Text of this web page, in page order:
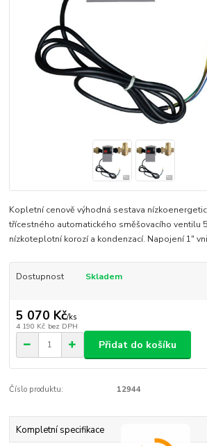
Kopletní cenově výhodná sestava
třícestného automatického směšovacího ventilu
nízkoteplotní korozí a kondenzací. Napojení 1"
Dostupnost Skladem
5 070 Kč/ks
4 190 Kč bez DPH
Přidat do košíku
Číslo produktu: 12944
Kompletní specifikace